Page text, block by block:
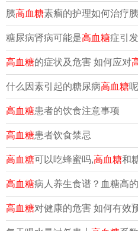
胰高血糖素瘤的护理如何治疗胰
糖尿病肾病可能是高血糖症引
高血糖的症状及危害 如何应对
什么因素引起的糖尿病高血糖呢
高血糖患者的饮食注意事项
高血糖患者饮食禁忌
高血糖可以吃蜂蜜吗,高血糖和
高血糖病人养生食谱？血糖高
高血糖对健康的危害 如何有效